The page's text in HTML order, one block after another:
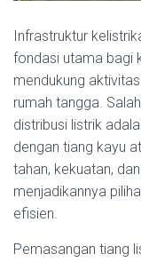
Infrastruktur
fondasi utama bagi
mendukung
rumah tangga.
distribusi listrik
dengan tiang kayu
tahan, kekuatan,
menjadikannya
efisien.
Pemasangan tiang